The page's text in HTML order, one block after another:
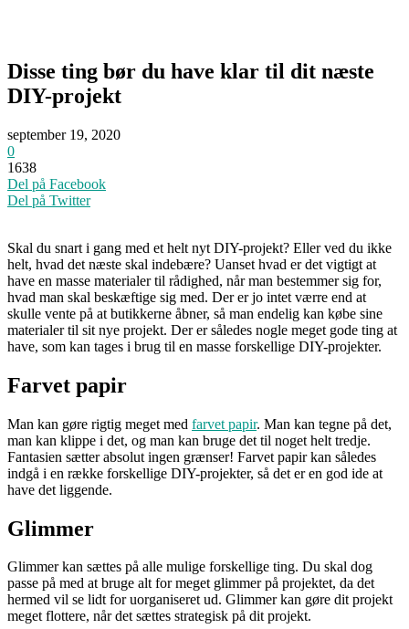
Disse ting bør du have klar til dit næste
DIY-projekt
september 19, 2020
0
1638
Del på Facebook
Del på Twitter
Skal du snart i gang med et helt nyt DIY-projekt? Eller ved du ikke
helt, hvad det næste skal indebære? Uanset hvad er det vigtigt at
have en masse materialer til rådighed, når man bestemmer sig for,
hvad man skal beskæftige sig med. Der er jo intet værre end at
skulle vente på at butikkerne åbner, så man endelig kan købe sine
materialer til sit nye projekt. Der er således nogle meget gode ting at
have, som kan tages i brug til en masse forskellige DIY-projekter.
Farvet papir
Man kan gøre rigtig meget med farvet papir. Man kan tegne på det,
man kan klippe i det, og man kan bruge det til noget helt tredje.
Fantasien sætter absolut ingen grænser! Farvet papir kan således
indgå i en række forskellige DIY-projekter, så det er en god ide at
have det liggende.
Glimmer
Glimmer kan sættes på alle mulige forskellige ting. Du skal dog
passe på med at bruge alt for meget glimmer på projektet, da det
hermed vil se lidt for uorganiseret ud. Glimmer kan gøre dit projekt
meget flottere, når det sættes strategisk på dit projekt.